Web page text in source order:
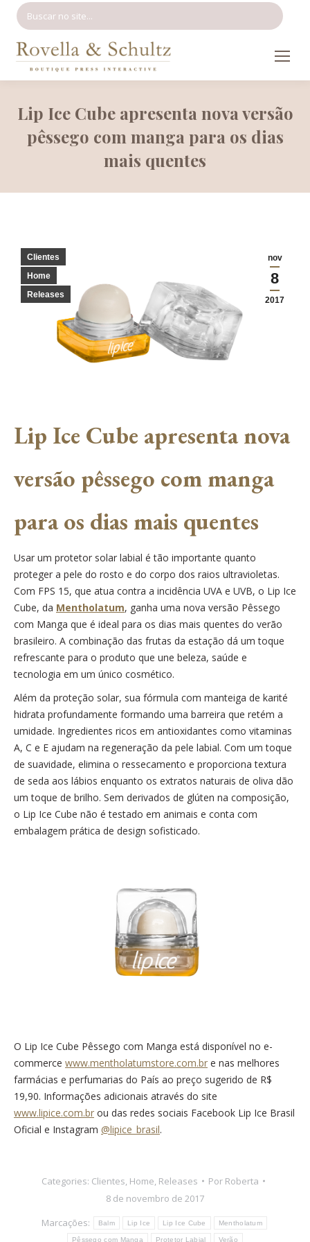
Lip Ice Cube apresenta nova versão
pêssego com manga para os dias
mais quentes
nov
8
2017
Clientes
Home
Releases
Lip Ice Cube apresenta nova
versão pêssego com manga
para os dias mais quentes
Usar um protetor solar labial é tão importante quanto
proteger a pele do rosto e do corpo dos raios ultravioletas.
Com FPS 15, que atua contra a incidência UVA e UVB, o Lip Ice
Cube, da Mentholatum, ganha uma nova versão Pêssego
com Manga que é ideal para os dias mais quentes do verão
brasileiro. A combinação das frutas da estação dá um toque
refrescante para o produto que une beleza, saúde e
tecnologia em um único cosmético.
Além da proteção solar, sua fórmula com manteiga de karité
hidrata profundamente formando uma barreira que retém a
umidade. Ingredientes ricos em antioxidantes como vitaminas
A, C e E ajudam na regeneração da pele labial. Com um toque
de suavidade, elimina o ressecamento e proporciona textura
de seda aos lábios enquanto os extratos naturais de oliva dão
um toque de brilho. Sem derivados de glúten na composição,
o Lip Ice Cube não é testado em animais e conta com
embalagem prática de design sofisticado.
O Lip Ice Cube Pêssego com Manga está disponível no e-
commerce www.mentholatumstore.com.br e nas melhores
farmácias e perfumarias do País ao preço sugerido de R$
19,90. Informações adicionais através do site
www.lipice.com.br ou das redes sociais Facebook Lip Ice Brasil
Oficial e Instagram @lipice_brasil.
Categories: Clientes, Home, Releases Por Roberta
8 de novembro de 2017
Marcações:
Balm Lip Ice Lip Ice Cube Mentholatum
Pêssego com Manga Protetor Labial Verão